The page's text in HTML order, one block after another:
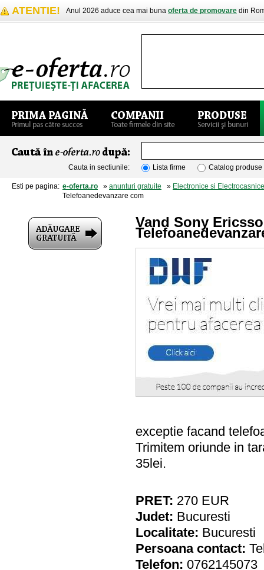
ATENTIE! Anul 2026 aduce cea mai buna oferta de promovare din
Cauta in sectiunile: Lista firme Catalog produse
Esti pe pagina: e-oferta.ro » anunturi gratuite » Electronice si Electrocasnice
Telefoanedevanzare com
Vand Sony
exceptie facand
Trimitem oriunde in
35lei.
PRET: 270 EUR
Judet: Bucuresti
Localitate: Bucuresti
Persoana contact:
Telefon: 0762145073